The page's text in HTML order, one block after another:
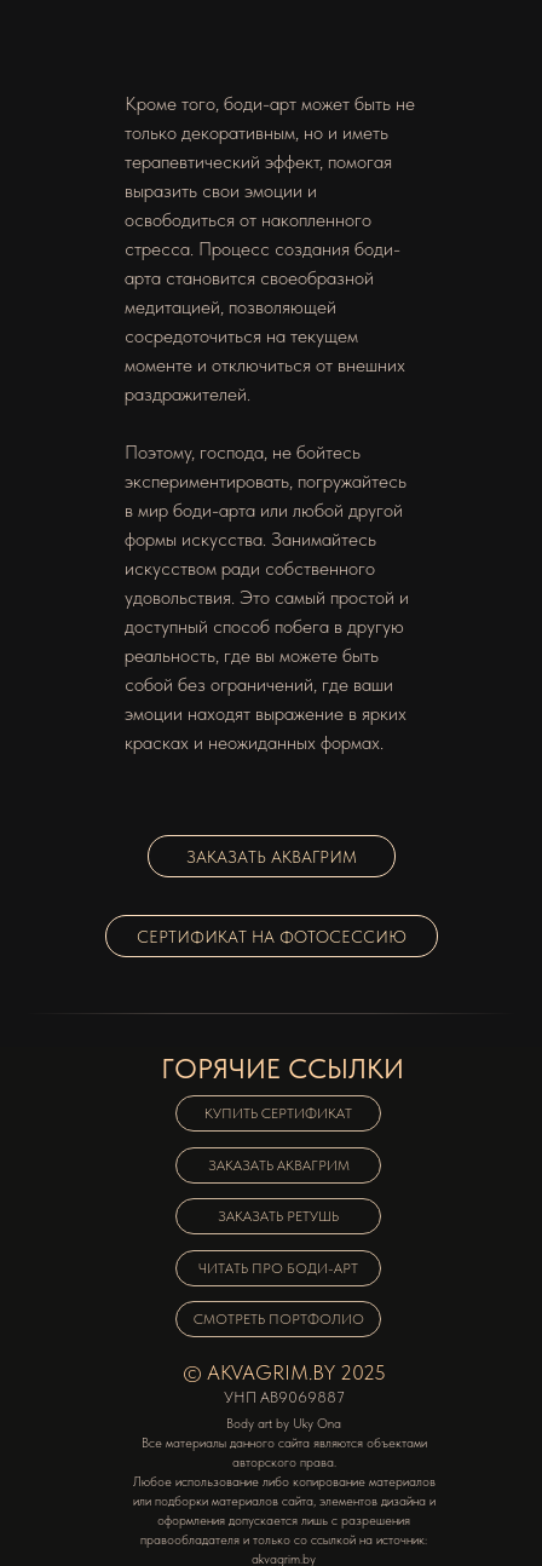
Кроме того, боди-арт может быть не
только декоративным, но и иметь
терапевтический эффект, помогая
выразить свои эмоции и
освободиться от накопленного
стресса. Процесс создания боди-
арта становится своеобразной
медитацией, позволяющей
сосредоточиться на текущем
моменте и отключиться от внешних
раздражителей.
Поэтому, господа, не бойтесь
экспериментировать, погружайтесь
в мир боди-арта или любой другой
формы искусства. Занимайтесь
искусством ради собственного
удовольствия. Это самый простой и
доступный способ побега в другую
реальность, где вы можете быть
собой без ограничений, где ваши
эмоции находят выражение в ярких
красках и неожиданных формах.
ЗАКАЗАТЬ АКВАГРИМ
СЕРТИФИКАТ НА ФОТОСЕССИЮ
Body art by Uky Ona
Все материалы данного сайта являются объектами
авторского права.
Любое использование либо копирование материалов
или подборки материалов сайта, элементов дизайна и
оформления допускается лишь с разрешения
правообладателя и только со ссылкой на источник:
akvagrim.by
© AKVAGRIM.BY 2025
УНП AB9069887
ГОРЯЧИЕ ССЫЛКИ
ЗАКАЗАТЬ АКВАГРИМ
КУПИТЬ СЕРТИФИКАТ
ЗАКАЗАТЬ РЕТУШЬ
ЧИТАТЬ ПРО БОДИ-АРТ
СМОТРЕТЬ ПОРТФОЛИО